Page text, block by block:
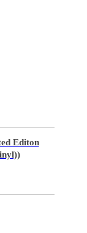
Editon